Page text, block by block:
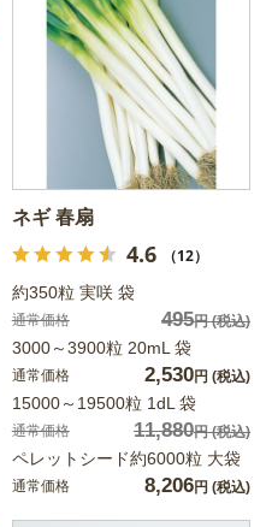
ネギ 春扇
4.6 （12）
約350粒 実咲 袋
通常価格 495円(税込)
3000～3900粒 20mL 袋
通常価格 2,530円 (税込)
15000～19500粒 1dL 袋
通常価格 11,880円(税込)
ペレットシード約6000粒 大袋
通常価格 8,206円 (税込)